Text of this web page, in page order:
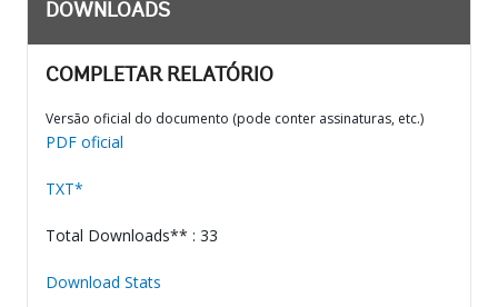
DOWNLOADS
COMPLETAR RELATÓRIO
Versão oficial do documento (pode conter assinaturas, etc.)
PDF oficial
TXT*
Total Downloads** : 33
Download Stats